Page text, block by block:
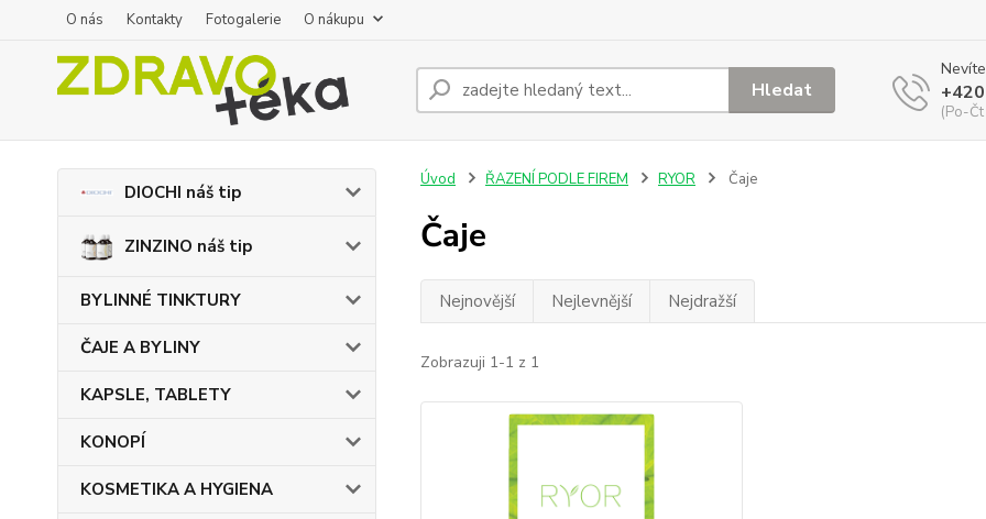
O nás Kontakty Fotogalerie O nákupu
Hledat
(Po-
DIOCHI náš tip
ZINZINO náš tip
BYLINNÉ TINKTURY
ČAJE A BYLINY
KAPSLE, TABLETY
KONOPÍ
KOSMETIKA A HYGIENA
Úvod ŘAZENÍ PODLE FIREM RYOR Čaje
Čaje
Nejnovější Nejlevnější Nejdražší
Zobrazuji 1-1 z 1